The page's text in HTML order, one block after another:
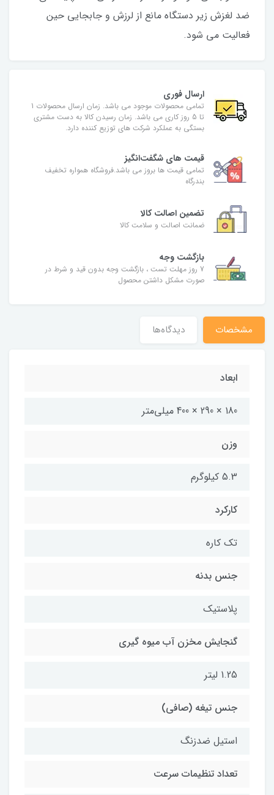
ضد لغزش زیر دستگاه مانع از لرزش و جابجایی حین
فعالیت می شود.
ارسال فوری
تمامی محصولات موجود می باشد. زمان ارسال محصولات 1
تا 5 روز کاری می باشد. زمان رسیدن کالا به دست مشتری
بستگی به عملکرد شرکت های توزیع کننده دارد.
قیمت های شگفت‌انگیز
تمامی قیمت ها بروز می باشد.فروشگاه همواره تخفیف
بندرگاه
تضمین اصالت کالا
ضمانت اصالت و سلامت کالا
بازگشت وجه
7 روز مهلت تست ، بازگشت وجه بدون قید و شرط در
صورت مشکل داشتن محصول
مشخصات دیدگاه‌ها
ابعاد
180 × 290 × 400 میلی‌متر
وزن
5.3 کیلوگرم
کارکرد
تک کاره
جنس بدنه
پلاستیک
گنجایش مخزن آب میوه گیری
1.25 لیتر
جنس تیغه (صافی)
استیل ضدزنگ
تعداد تنظیمات سرعت